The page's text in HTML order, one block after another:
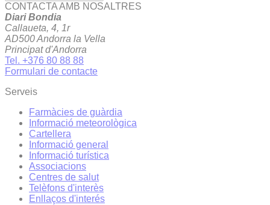
CONTACTA AMB NOSALTRES
Diari Bondia
Callaueta, 4, 1r
AD500 Andorra la Vella
Principat d'Andorra
Tel. +376 80 88 88
Formulari de contacte
Serveis
Farmàcies de guàrdia
Informació meteorològica
Cartellera
Informació general
Informació turística
Associacions
Centres de salut
Telèfons d'interès
Enllaços d'interés